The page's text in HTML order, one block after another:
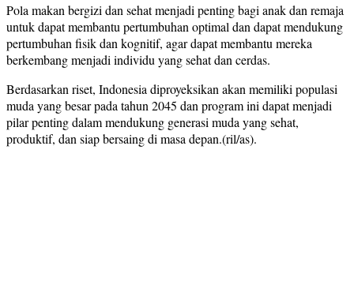
Pola makan bergizi dan sehat menjadi penting bagi anak dan remaja
untuk dapat membantu pertumbuhan optimal dan dapat mendukung
pertumbuhan fisik dan kognitif, agar dapat membantu mereka
berkembang menjadi individu yang sehat dan cerdas.
Berdasarkan riset, Indonesia diproyeksikan akan memiliki populasi
muda yang besar pada tahun 2045 dan program ini dapat menjadi
pilar penting dalam mendukung generasi muda yang sehat,
produktif, dan siap bersaing di masa depan.(ril/as).